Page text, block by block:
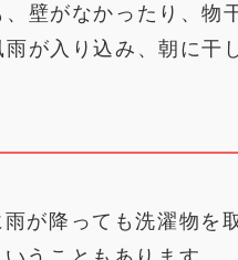
壁がなかったり、物
が入り込み、朝に干
が降っても洗濯物を